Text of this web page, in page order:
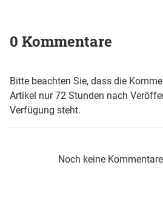
0 Kommentare
Bitte beachten Sie, dass die
Artikel nur 72 Stunden nach
Verfügung steht.
Noch keine